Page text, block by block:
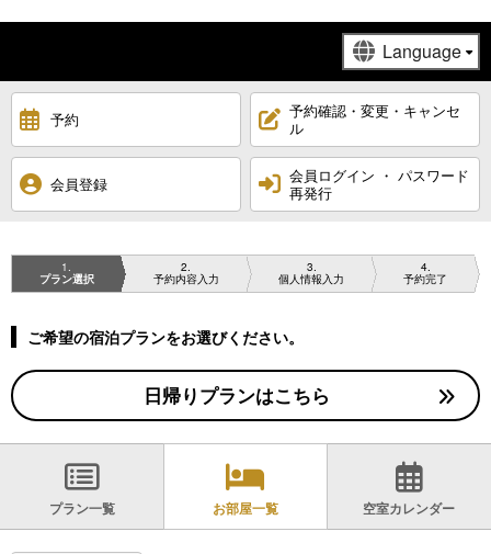
予約
予約確認・変更・キャンセ
ル
会員登録
会員ログイン ・ パスワード
再発行
1
プラン選択
2
予約内容入力
3
個人情報入力
4
予約完了
ご希望の宿泊プランをお選びください。
日帰りプランはこちら
プラン一覧 お部屋一覧 空室カレンダー